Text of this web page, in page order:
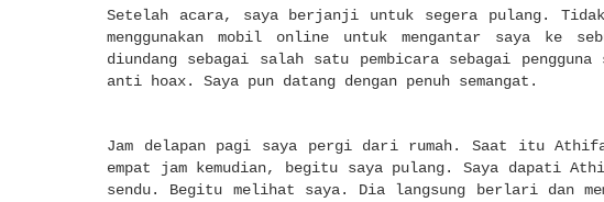
Setelah acara, saya berjanji untuk segera pulang.
menggunakan mobil online untuk mengantar saya ke
diundang sebagai salah satu pembicara sebagai
anti hoax. Saya pun datang dengan penuh semangat.
Jam delapan pagi saya pergi dari rumah. Saat itu
empat jam kemudian, begitu saya pulang. Saya dapati
sendu. Begitu melihat saya. Dia langsung berlari dan